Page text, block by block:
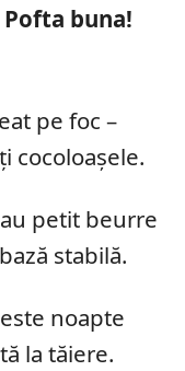
Pofta buna!
pe foc –
cocoloașele.
petit beurre
stabilă.
noapte
la tăiere.